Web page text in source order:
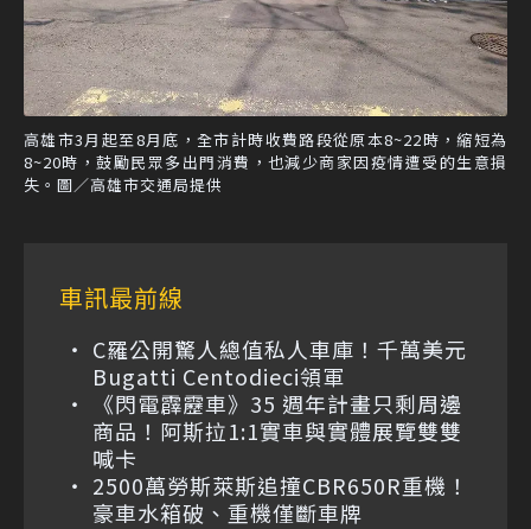
高雄市3月起至8月底，全市計時收費路段從原本8~22時，縮短為
8~20時，鼓勵民眾多出門消費，也減少商家因疫情遭受的生意損
失。圖／高雄市交通局提供
車訊最前線
C羅公開驚人總值私人車庫！千萬美元
Bugatti Centodieci領軍
《閃電霹靂車》35 週年計畫只剩周邊
商品！阿斯拉1:1實車與實體展覽雙雙
喊卡
2500萬勞斯萊斯追撞CBR650R重機！
豪車水箱破、重機僅斷車牌